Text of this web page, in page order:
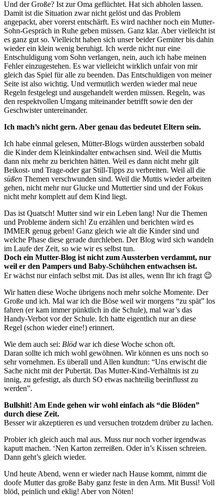
Und der Große? Ist zur Oma geflüchtet. Hat sich abholen lassen.
Damit ist die Situation zwar nicht gelöst und das Problem
angepackt, aber vorerst entschärft. Es wird nachher noch ein Mutter-
Sohn-Gespräch in Ruhe geben müssen. Ganz klar. Aber vielleicht ist
es ganz gut so. Vielleicht haben sich unser beider Gemüter bis dahin
wieder ein klein wenig beruhigt. Ich werde nicht nur eine
Entschuldigung vom Sohn verlangen, nein, auch ich habe meinen
Fehler einzugestehen. Es war vielleicht wirklich unfair von mir
gleich das Spiel für alle zu beenden. Das Entschuldigen von meiner
Seite ist also wichtig. Und vermutlich werden wieder mal neue
Regeln festgelegt und ausgehandelt werden müssen. Regeln, was
den respektvollen Umgang miteinander betrifft sowie den der
Geschwister untereinander.
Ich mach’s nicht gern. Aber genau das bedeutet Eltern sein.
Ich habe einmal gelesen, Mütter-Blogs würden aussterben sobald
die Kinder dem Kleinkindalter entwachsen sind. Weil die Muttis
dann nix mehr zu berichten hätten. Weil es dann nicht mehr gilt
Beikost- und Trage-oder gar Still-Tipps zu verbreiten. Weil all die
süßen Themen verschwunden sind. Weil die Muttis wieder arbeiten
gehen, nicht mehr nur Glucke und Muttertier sind und der Fokus
nicht mehr komplett auf dem Kind liegt.
Das ist Quatsch! Mutter sind wir ein Leben lang! Nur die Themen
und Probleme ändern sich! Zu erzählen und berichten wird es
IMMER genug geben! Ganz gleich wie alt die Kinder sind und
welche Phase diese gerade durchleben. Der Blog wird sich wandeln
im Laufe der Zeit, so wie wir es selbst tun.
Doch ein Mutter-Blog ist nicht zum Aussterben verdammt, nur
weil er den Pampers und Baby-Schühchen entwachsen ist.
Er wächst nur einfach selbst mit. Das ist alles, wenn Ihr ich fragt 😉
Wir hatten diese Woche übrigens noch mehr solche Momente. Der
Große und ich. Mal war ich die Böse weil wir morgens “zu spät” los
fahren (er kam immer pünktlich in die Schule), mal war’s das
Handy-Verbot vor der Schule. Ich hatte eigentlich nur an diese
Regel (schon wieder eine!) erinnert.
Wie dem auch sei: Blöd war ich diese Woche schon oft.
Daran sollte ich mich wohl gewöhnen. Wir können es uns noch so
sehr vornehmen. Es überall und Allen kundtun: “Uns erwischt die
Sache nicht mit der Pubertät. Das Mutter-Kind-Verhältnis ist zu
innig, zu gefestigt, als durch SO etwas nachteilig beeinflusst zu
werden”.
Bullshit! Am Ende gehen wir wohl einfach als “die Blöden”
durch diese Zeit.
Besser wir akzeptieren es und versuchen trotzdem drüber zu lachen.
Probier ich gleich auch mal aus. Muss nur noch vorher irgendwas
kaputt machen. ‘Nen Karton zerreißen. Oder in’s Kissen schreien.
Dann geht’s gleich wieder.
Und heute Abend, wenn er wieder nach Hause kommt, nimmt die
doofe Mutter das große Baby ganz feste in den Arm. Mit Bussi! Voll
blöd, peinlich und eklig! Aber von Nöten!